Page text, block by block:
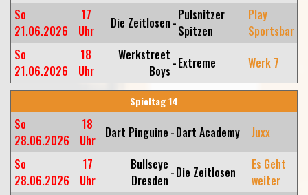
So
21.06.2026
17
Uhr
Die Zeitlosen -Pulsnitzer
Spitzen
Play
Sportsbar
So
21.06.2026
18
Uhr
Werkstreet
Boys -Extreme Werk 7
Spieltag 14
So
28.06.2026
18
Uhr
Dart Pinguine -Dart Academy
Juxx
So
28.06.2026
17
Uhr
Bullseye
Dresden -Die Zeitlosen
Es Geht
weiter